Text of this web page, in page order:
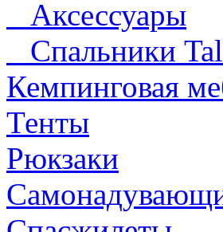
Аксессуары
Спальники
Кемпинговая
Тенты
Рюкзаки